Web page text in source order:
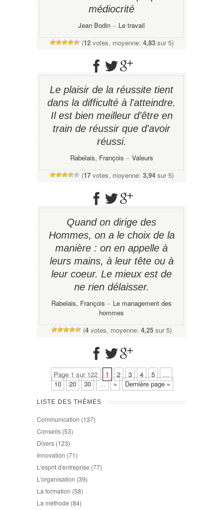
médiocrité
Jean Bodin − Le travail
(12votes, moyenne: 4,83sur 5)
Le plaisir de la réussite tient
dans la difficulté à l'atteindre.
Il est bien meilleur d'être en
train de réussir que d'avoir
réussi.
Rabelais, François − Valeurs
(17votes, moyenne: 3,94sur 5)
Quand on dirige des
Hommes, on a le choix de la
manière : on en appelle à
leurs mains, à leur tête ou à
leur coeur. Le mieux est de
ne rien délaisser.
Rabelais, François − Le management des
hommes
(4 votes, moyenne: 4,25 sur 5)
Page 1 sur 122 1 2 3 4 5
…
10
20 30 … » Dernière page »
LISTE DES THÈMES
Communication (137)
Conseils (53)
Divers (123)
Innovation (71)
L'esprit d'entreprise (77)
L'organisation (39)
La formation (58)
La méthode (84)